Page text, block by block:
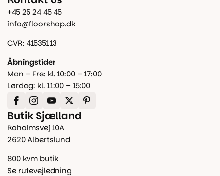
+45 25 24 45 45
info@floorshop.dk
CVR: 41535113
Åbningstider
Man – Fre: kl. 10:00 – 17:00
Lørdag: kl. 11:00 – 15:00
Butik Sjælland
Roholmsvej 10A
2620 Albertslund
800 kvm butik
Se rutevejledning